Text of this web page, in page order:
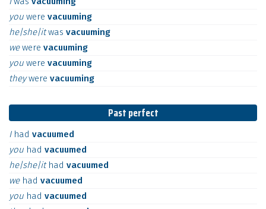
you were vacuuming
he|she|itwas vacuuming
wewere vacuuming
you were vacuuming
theywere vacuuming
Past perfect
I had vacuumed
you had vacuumed
he|she|it had vacuumed
we had vacuumed
you had vacuumed